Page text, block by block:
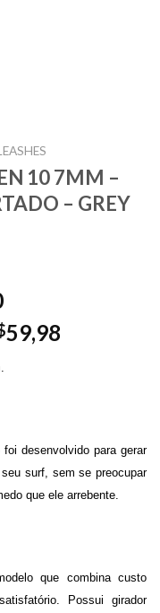
10 7MM –
– GREY
59,98
desenvolvido para gerar
surf, sem se preocupar
que ele arrebente.
que combina custo
Possui girador